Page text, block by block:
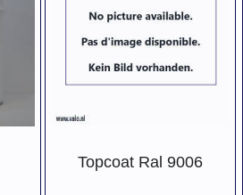
Topcoat Ral 9006